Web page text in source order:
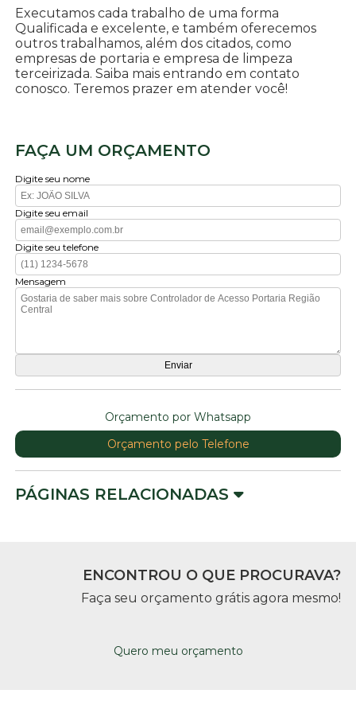
Executamos cada trabalho de uma forma
Qualificada e excelente, e também oferecemos
outros trabalhamos, além dos citados, como
empresas de portaria e empresa de limpeza
terceirizada. Saiba mais entrando em contato
conosco. Teremos prazer em atender você!
FAÇA UM ORÇAMENTO
Digite seu nome
Digite seu email
Digite seu telefone
Mensagem
Orçamento por Whatsapp
Orçamento pelo Telefone
PÁGINAS RELACIONADAS
ENCONTROU O QUE PROCURAVA?
Faça seu orçamento grátis agora mesmo!
Quero meu orçamento